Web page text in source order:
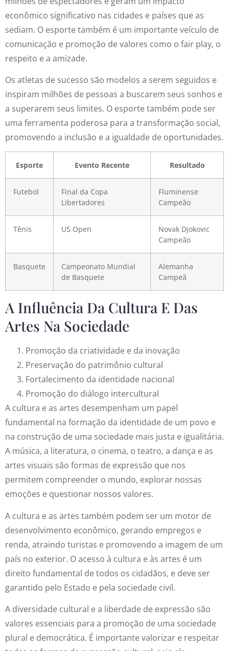
econômico significativo nas cidades e países que as
sediam. O esporte também é um importante veículo de
comunicação e promoção de valores como o fair play, o
respeito e a amizade.
Os atletas de sucesso são modelos a serem seguidos e
inspiram milhões de pessoas a buscarem seus sonhos e
a superarem seus limites. O esporte também pode ser
uma ferramenta poderosa para a transformação social,
promovendo a inclusão e a igualdade de oportunidades.
Esporte Evento Recente Resultado
Futebol
Final da Copa
Libertadores
Fluminense
Campeão
Tênis US Open
Novak Djokovic
Campeão
Basquete
Campeonato Mundial
de Basquete
Alemanha
Campeã
A Influência Da Cultura E Das
Artes Na Sociedade
Promoção da criatividade e da inovação
Preservação do patrimônio cultural
Fortalecimento da identidade nacional
Promoção do diálogo intercultural
A cultura e as artes desempenham um papel
fundamental na formação da identidade de um povo e
na construção de uma sociedade mais justa e igualitária.
A música, a literatura, o cinema, o teatro, a dança e as
artes visuais são formas de expressão que nos
permitem compreender o mundo, explorar nossas
emoções e questionar nossos valores.
A cultura e as artes também podem ser um motor de
desenvolvimento econômico, gerando empregos e
renda, atraindo turistas e promovendo a imagem de um
país no exterior. O acesso à cultura e às artes é um
direito fundamental de todos os cidadãos, e deve ser
garantido pelo Estado e pela sociedade civil.
A diversidade cultural e a liberdade de expressão são
valores essenciais para a promoção de uma sociedade
plural e democrática. É importante valorizar e respeitar